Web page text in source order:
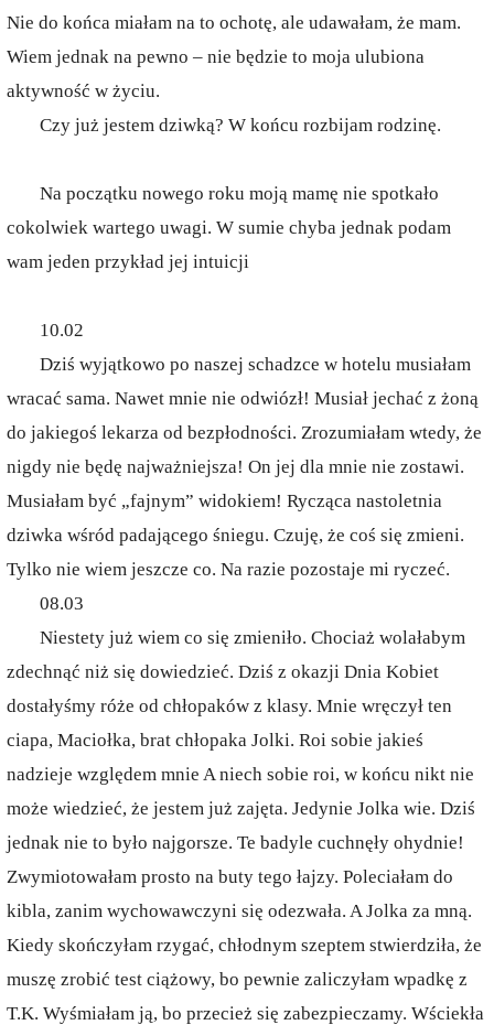
Nie do końca miałam na to ochotę, ale udawałam, że mam.
Wiem jednak na pewno – nie będzie to moja ulubiona
aktywność w życiu.
Czy już jestem dziwką? W końcu rozbijam rodzinę.
Na początku nowego roku moją mamę nie spotkało
cokolwiek wartego uwagi. W sumie chyba jednak podam
wam jeden przykład jej intuicji
10.02
Dziś wyjątkowo po naszej schadzce w hotelu musiałam
wracać sama. Nawet mnie nie odwiózł! Musiał jechać z żoną
do jakiegoś lekarza od bezpłodności. Zrozumiałam wtedy, że
nigdy nie będę najważniejsza! On jej dla mnie nie zostawi.
Musiałam być „fajnym” widokiem! Rycząca nastoletnia
dziwka wśród padającego śniegu. Czuję, że coś się zmieni.
Tylko nie wiem jeszcze co. Na razie pozostaje mi ryczeć.
08.03
Niestety już wiem co się zmieniło. Chociaż wolałabym
zdechnąć niż się dowiedzieć. Dziś z okazji Dnia Kobiet
dostałyśmy róże od chłopaków z klasy. Mnie wręczył ten
ciapa, Maciołka, brat chłopaka Jolki. Roi sobie jakieś
nadzieje względem mnie A niech sobie roi, w końcu nikt nie
może wiedzieć, że jestem już zajęta. Jedynie Jolka wie. Dziś
jednak nie to było najgorsze. Te badyle cuchnęły ohydnie!
Zwymiotowałam prosto na buty tego łajzy. Poleciałam do
kibla, zanim wychowawczyni się odezwała. A Jolka za mną.
Kiedy skończyłam rzygać, chłodnym szeptem stwierdziła, że
muszę zrobić test ciążowy, bo pewnie zaliczyłam wpadkę z
T.K. Wyśmiałam ją, bo przecież się zabezpieczamy. Wściekła